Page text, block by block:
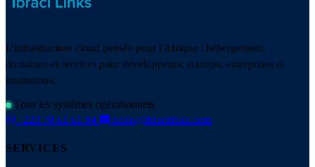
L'infrastructure cloud pensée pour l'Afrique : hébergement,
domaines et services pour développeurs, startups, entreprises et
institutions.
Tous les systèmes opérationnels
+223 78 61 61 94
hello@ibracilinks.com
SERVICES